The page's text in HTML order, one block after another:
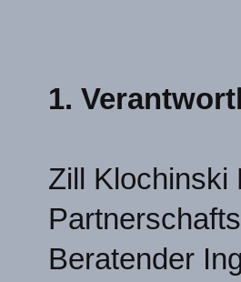
1.
Zill Klochinski
Beratender